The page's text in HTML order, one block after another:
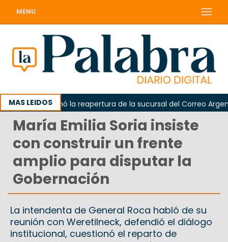
MENU
MAS LEIDOS
reclamó la reapertura de la sucursal del Correo Argentino
María Emilia Soria insiste
con construir un frente
amplio para disputar la
Gobernación
La intendenta de General Roca habló de su
reunión con Weretilneck, defendió el diálogo
institucional, cuestionó el reparto de